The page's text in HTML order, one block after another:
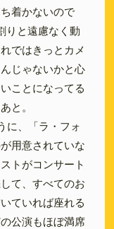
着かないので
りと遠慮なく動
ではきっとカメ
じゃないかと心
ことになってる
と。
に、「ラ・フォ
用意されていな
トがコンサート
て、すべてのお
ていれば座れる
公演もほぼ満席